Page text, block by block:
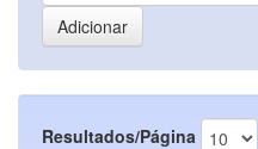
Resultados/Página